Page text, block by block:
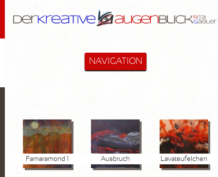
NAVIGATION
Cactus-Objekte
Lanzarote
Diverse
Famaramond 1 Ausbruch Lavateufelchen